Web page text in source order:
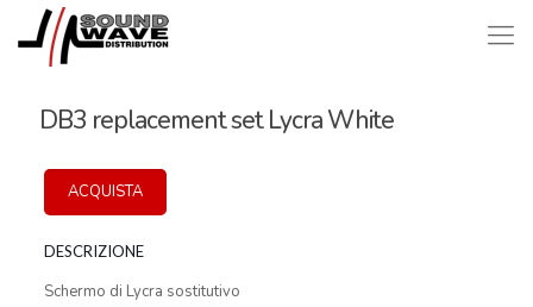
DB3 replacement set Lycra White
ACQUISTA
DESCRIZIONE
Schermo di Lycra sostitutivo